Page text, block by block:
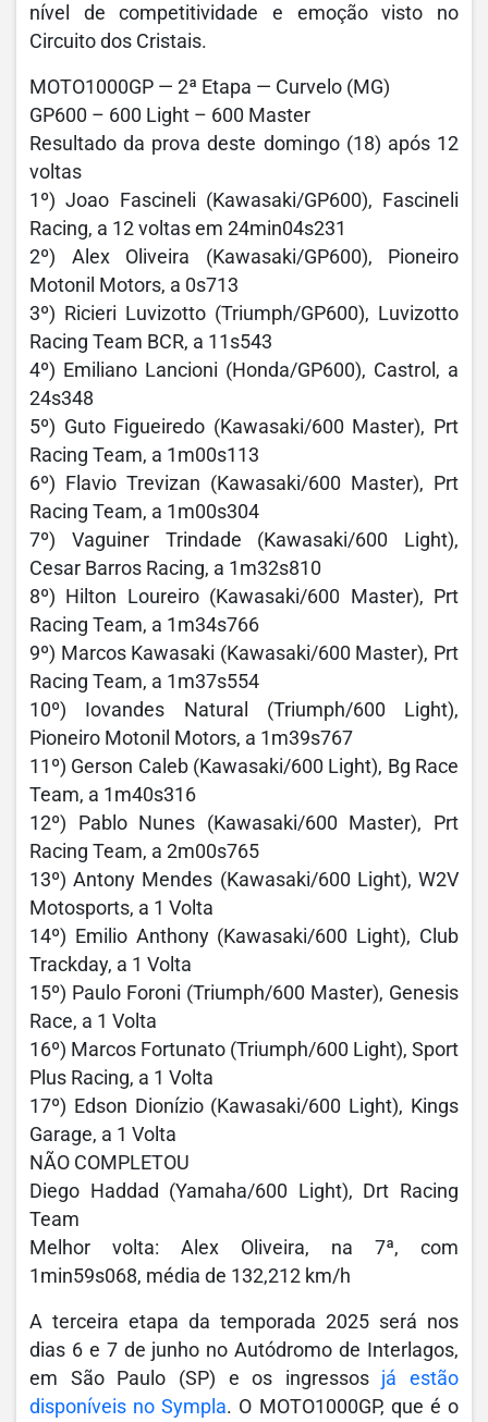
nível de competitividade e emoção visto no
Circuito dos Cristais.
MOTO1000GP — 2ª Etapa — Curvelo (MG)
GP600 – 600 Light – 600 Master
Resultado da prova deste domingo (18) após 12
voltas
1º) Joao Fascineli (Kawasaki/GP600), Fascineli
Racing, a 12 voltas em 24min04s231
2º) Alex Oliveira (Kawasaki/GP600), Pioneiro
Motonil Motors, a 0s713
3º) Ricieri Luvizotto (Triumph/GP600), Luvizotto
Racing Team BCR, a 11s543
4º) Emiliano Lancioni (Honda/GP600), Castrol, a
24s348
5º) Guto Figueiredo (Kawasaki/600 Master), Prt
Racing Team, a 1m00s113
6º) Flavio Trevizan (Kawasaki/600 Master), Prt
Racing Team, a 1m00s304
7º) Vaguiner Trindade (Kawasaki/600 Light),
Cesar Barros Racing, a 1m32s810
8º) Hilton Loureiro (Kawasaki/600 Master), Prt
Racing Team, a 1m34s766
9º) Marcos Kawasaki (Kawasaki/600 Master), Prt
Racing Team, a 1m37s554
10º) Iovandes Natural (Triumph/600 Light),
Pioneiro Motonil Motors, a 1m39s767
11º) Gerson Caleb (Kawasaki/600 Light), Bg Race
Team, a 1m40s316
12º) Pablo Nunes (Kawasaki/600 Master), Prt
Racing Team, a 2m00s765
13º) Antony Mendes (Kawasaki/600 Light), W2V
Motosports, a 1 Volta
14º) Emilio Anthony (Kawasaki/600 Light), Club
Trackday, a 1 Volta
15º) Paulo Foroni (Triumph/600 Master), Genesis
Race, a 1 Volta
16º) Marcos Fortunato (Triumph/600 Light), Sport
Plus Racing, a 1 Volta
17º) Edson Dionízio (Kawasaki/600 Light), Kings
Garage, a 1 Volta
NÃO COMPLETOU
Diego Haddad (Yamaha/600 Light), Drt Racing
Team
Melhor volta: Alex Oliveira, na 7ª, com
1min59s068, média de 132,212 km/h
A terceira etapa da temporada 2025 será nos
dias 6 e 7 de junho no Autódromo de Interlagos,
em São Paulo (SP) e os ingressos já estão
disponíveis no Sympla. O MOTO1000GP, que é o